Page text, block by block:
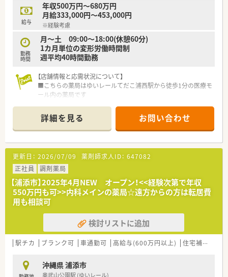
給与
年収500万円～680万円
月給333,000円～453,000円
※経験考慮
勤務
時間
月～土 09:00～18:00(休憩60分)
1カ月単位の変形労働時間制
週平均40時間勤務
【店舗情報と応需状況について】
■こちらの薬局はゆいレールてだこ浦西駅から徒歩1分の医療モ
ール内の薬局です
■薬剤師は正社員5名体制で、手厚い人員配置が魅力です。
【募集背景と求める人物像について】
■今回は異動にともなう募集です。薬局を共に作り上げていく
意欲のある方を求めています。
■変化を楽しみ、挑戦的な環境で自身の能力を発揮したい方を歓
迎します。
■チームワークを大切にし、患者様のために積極的に行動できる
薬剤師を募集しています。
【求人情報について】
■年間休日は約120日と充実しており、プライベートとの両立が
十分に可能です。
■住宅手当の支給もあり、遠方からの転職を検討されている方に
も安心の条件です。
【勤務実態について】
■有給休暇は入社3ヶ月で付与され、年間平均9.5日の消化実績が
詳細を見る お問い合わせ
更新日： 2026/07/09 薬剤師求人ID： 647082
正社員
調剤薬局
【浦添市】2025年4月NEW オープン！<<経験次第で年収
550万円も可>>内科メインの薬局☆遠方からの方は転居費
用も相談可
検討リストに追加
駅チカ ブランク可 車通勤可 高給与(600万円以上) 住宅補助(手当)あり
沖縄県 浦添市